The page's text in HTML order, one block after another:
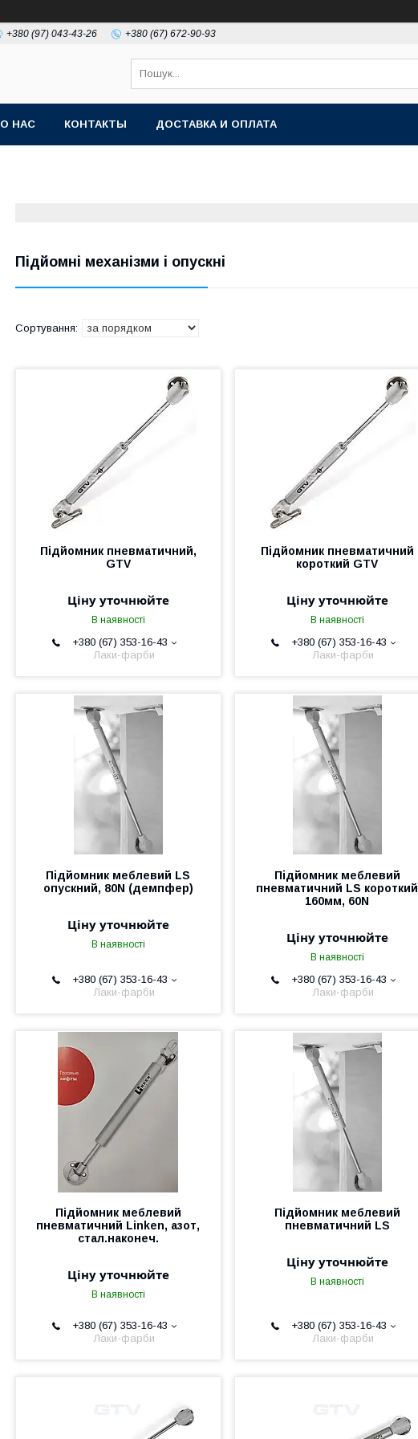
+380 (97) 043-43-26 +380 (67) 672-90-93
О НАС КОНТАКТЫ ДОСТАВКА И ОПЛАТА
Підйомні механізми і опускні
Підйомник пневматичний,
GTV
Ціну уточнюйте
В наявності
+380 (67) 353-16-43
Лаки-фарби
Підйомник пневматичний
короткий GTV
Ціну уточнюйте
В наявності
+380 (67) 353-16-43
Лаки-фарби
Підйомник меблевий LS
опускний, 80N (демпфер)
Ціну уточнюйте
В наявності
+380 (67) 353-16-43
Лаки-фарби
Підйомник меблевий
пневматичний LS короткий
160мм, 60N
Ціну уточнюйте
В наявності
+380 (67) 353-16-43
Лаки-фарби
Підйомник меблевий
пневматичний Linken, азот,
стал.наконеч.
Ціну уточнюйте
В наявності
+380 (67) 353-16-43
Лаки-фарби
Підйомник меблевий
пневматичний LS
Ціну уточнюйте
В наявності
+380 (67) 353-16-43
Лаки-фарби